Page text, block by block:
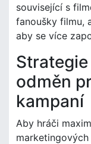
související s
fanoušky filmu,
aby se více
odměn
kampaní
Aby hráči